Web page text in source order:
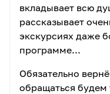
вкладывает всю
рассказывает
экскурсиях даже
программе...
Обязательно
обращаться